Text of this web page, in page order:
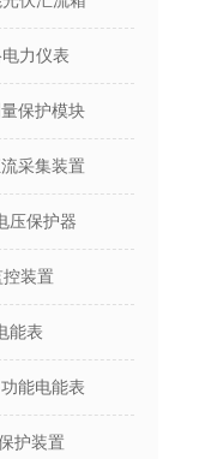
力仪表
保护模块
采集装置
压保护器
装置
能表
能电能表
护装置